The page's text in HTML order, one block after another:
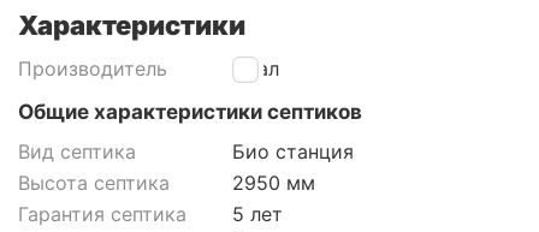
Характеристики
Производитель
Итал
Общие характеристики септиков
Вид септика
Био станция
Высота септика
2950 мм
Гарантия септика
5 лет